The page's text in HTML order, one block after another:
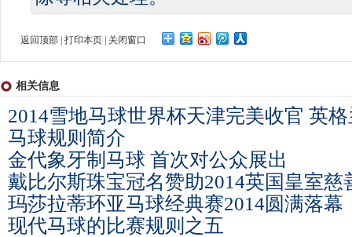
返回顶部 打印本页 关闭窗口
相关信息
2014雪地马球世界杯天津完美收官 英
马球规则简介
金代象牙制马球 首次对公众展出
戴比尔斯珠宝冠名赞助2014英国皇室慈
玛莎拉蒂环亚马球经典赛2014圆满落幕
现代马球的比赛规则之五